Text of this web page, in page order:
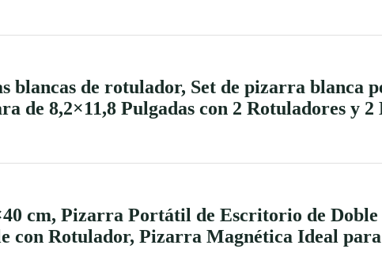
blancas de rotulador, Set de pizarra blanca
de 8,2×11,8 Pulgadas con 2 Rotuladores y 2
cm, Pizarra Portátil de Escritorio de Doble
con Rotulador, Pizarra Magnética Ideal